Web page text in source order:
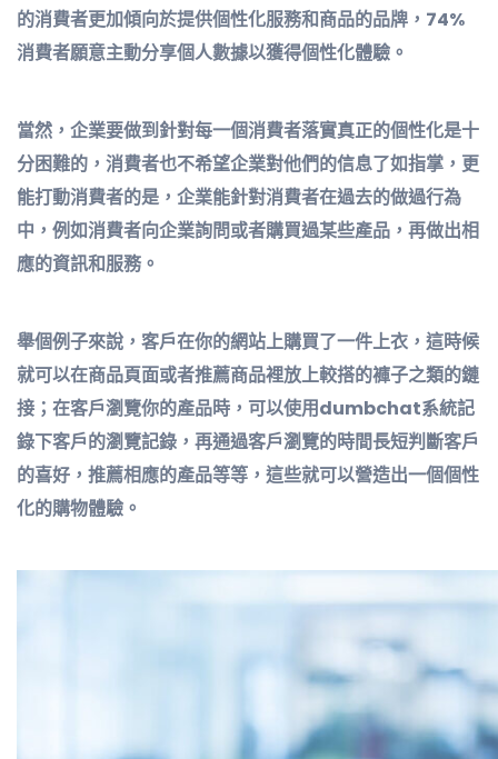
的消費者更加傾向於提供個性化服務和商品的品牌，74%
消費者願意主動分享個人數據以獲得個性化體驗。
當然，企業要做到針對每一個消費者落實真正的個性化是十
分困難的，消費者也不希望企業對他們的信息了如指掌，更
能打動消費者的是，企業能針對消費者在過去的做過行為
中，例如消費者向企業詢問或者購買過某些產品，再做出相
應的資訊和服務。
舉個例子來說，客戶在你的網站上購買了一件上衣，這時候
就可以在商品頁面或者推薦商品裡放上較搭的褲子之類的鏈
接；在客戶瀏覽你的產品時，可以使用dumbchat系統記
錄下客戶的瀏覽記錄，再通過客戶瀏覽的時間長短判斷客戶
的喜好，推薦相應的產品等等，這些就可以營造出一個個性
化的購物體驗。